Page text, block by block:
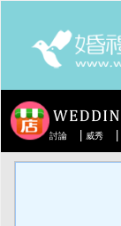
討論 威秀